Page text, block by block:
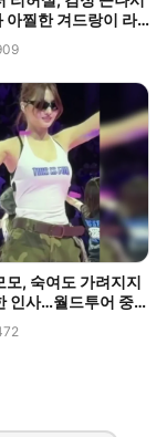
아찔한 겨드랑이 라
모, 숙여도 가려지지
인사…월드투어 중